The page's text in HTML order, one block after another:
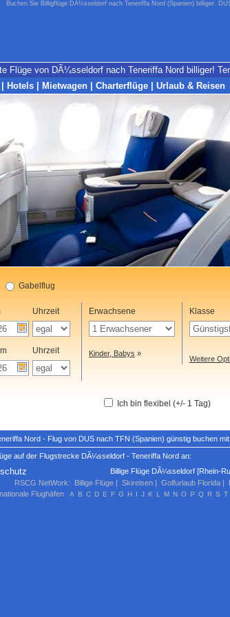
Buchen Sie Billigflüge DÃ¼sseldorf nach Teneriffa Nord (Spanien) billiger.
Flüge von DÃ¼sseldorf nach Teneriffa Nord billiger!
Hotels Mietwagen Charterflüge Urlaub & Reisen
Gabelflug
Uhrzeit
Uhrzeit
Erwachsene
Kinder, Babys »
Klasse
Weitere
Ich bin flexibel (+/- 1 Tag)
Nord - Flug von DUS nach TFN (Spanien) günstig buchen
auf der Flugstrecke DÃ¼sseldorf - Teneriffa Nord an:
Billige Flüge DÃ¼sseldorf [Rhein-
RSCG NetWork: Billige Flüge | Skireisen | Golfurlaub Florida |
Flughäfen
A B C D E F G H I J K L M N O P Q R S T